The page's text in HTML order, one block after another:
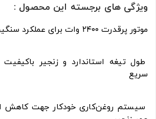
ویژگی های برجسته این محصول :
موتور پرقدرت ۲۴۰۰ وات برای عملکرد سنگین
طول تیغه استاندارد و زنجیر
سریع
سیستم روغن‌کاری خودکار جهت کاهش